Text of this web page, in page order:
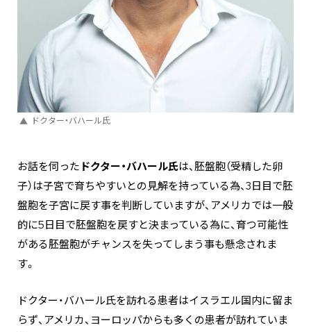
ドクター・バハール氏
お話を伺った ドクター・バハール氏は、胚盤胞（受精した卵
子）は子宮で育ちやすいとの見解を持っている為、3日目で胚
盤胞を子宮に戻す事を判断していますが、アメリカでは一般
的に5日目で胚盤胞を戻すと決まっている為に、育つ可能性
がある胚盤胞がチャンスを失ってしまう事も懸念されま
す。
ドクター・バハール氏を訪れる患者はイスラエル国内に留ま
らず、アメリカ、ヨーロッパからも多くの患者が訪れていま